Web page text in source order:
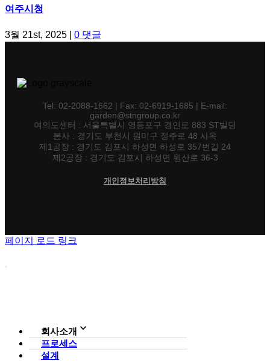
여주시청
3월 21st, 2025 0 댓글
Tel: 02-2088-1662 | Fax: 02-6919-1685 | E-mail:
garden@stngroup.co.kr
여의도센터 : 서울특별시 영등포구 경인로 883 ST빌딩
본사 : 경기도 부천시 원미구 정주로 48 사옥
제1공장 : 경기도 김포시 하성면 하성로 357번길 24
제2공장 : 경기도 김포시 하성면 원산로 36-3
개인정보처리방침
페이지 로드 링크
회사소개
프로세스
설계